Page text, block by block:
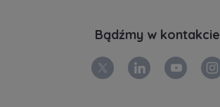
Bądźmy w kontakcie